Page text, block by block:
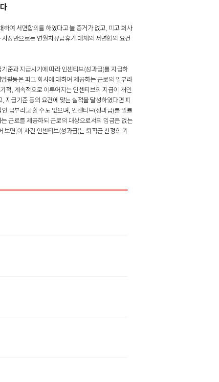
여 서면합의를 하였다고 볼 증거가 없고, 피고 회사
정만으로는 연월차유급휴가 대체의 서면합의 요건
준과 지급시기에 따라 인센티브(성과급)를 지급하
활동은 피고 회사에 대하여 제공하는 근로의 일부라
적, 계속적으로 이루어지는 인센티브의 지급이 개인
지급기준 등의 요건에 맞는 실적을 달성하였다면 피
급부라고 할 수도 없으며, 인센티브(성과급)를 일률
근로를 제공하되 근로의 대상으로서의 임금은 없는
면,이 사건 인센티브(성과급)는 퇴직금 산정의 기